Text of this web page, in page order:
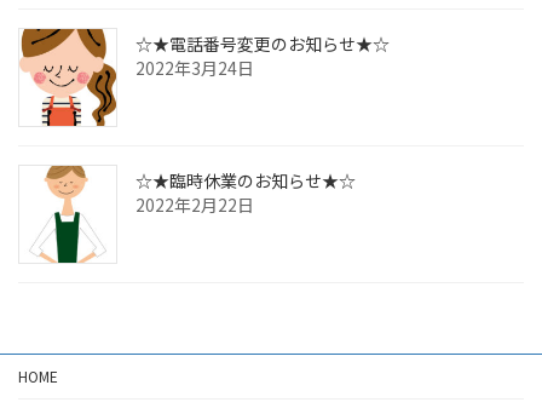
☆★電話番号変更のお知らせ★☆
2022年3月24日
☆★臨時休業のお知らせ★☆
2022年2月22日
HOME